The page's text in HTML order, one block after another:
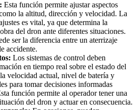
Esta función permite ajustar aspectos
la altitud, dirección y velocidad. La
es vital, ya que determina la
del dron ante diferentes situaciones.
ser la diferencia entre un aterrizaje
accidente.
Los sistemas de control deben
en tiempo real sobre el estado del
velocidad actual, nivel de batería y
para tomar decisiones informadas
función permite al operador tener una
del dron y actuar en consecuencia.